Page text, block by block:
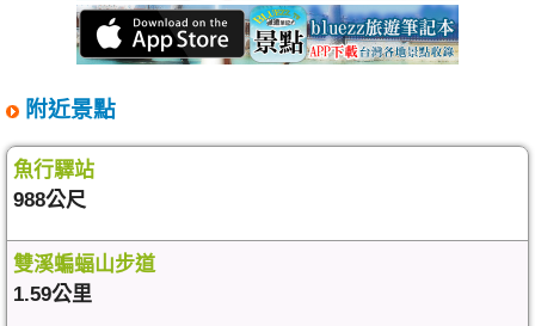
附近景點
魚行驛站
988公尺
雙溪蝙蝠山步道
1.59公里